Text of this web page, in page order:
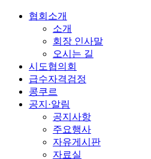
협회소개
소개
회장 인사말
오시는 길
시도협의회
급수자격검정
콩쿠르
공지·알림
공지사항
주요행사
자유게시판
자료실